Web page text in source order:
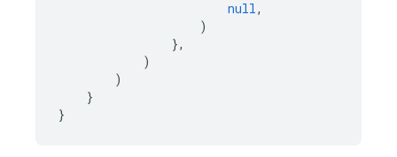
null,
)
},
)
)
}
}